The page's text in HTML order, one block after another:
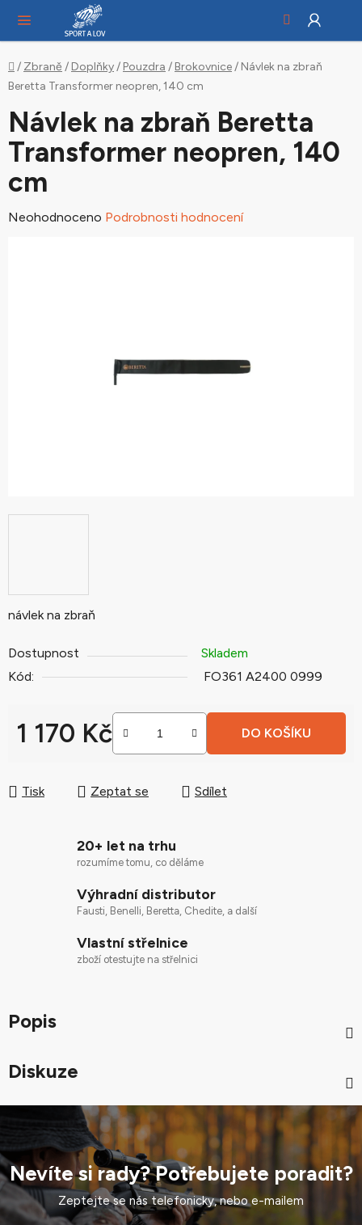
obsah
Domů
/ Zbraně / Doplňky/ Pouzdra / Brokovnice/ Návlek na zbraň
Beretta Transformer neopren, 140 cm
návlek na zbraň
Dostupnost
Skladem
Kód:
FO361 A2400 0999
1 170 Kč DO KOŠÍKU
Tisk Zeptat se Sdílet
Návlek na zbraň Beretta
Transformer neopren, 140
cm
Průměrné
Neohodnoceno Podrobnosti hodnocení
20+ let na trhu
rozumíme tomu, co děláme
Výhradní distributor
Fausti, Benelli, Beretta, Chedite, a další
Vlastní střelnice
zboží otestujte na střelnici
Popis
Diskuze
Nevíte si rady? Potřebujete poradit?
Zeptejte se nás telefonicky, nebo e-mailem